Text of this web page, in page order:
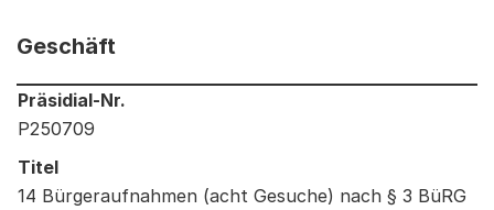
Geschäft
Informationen zum Ausgewählten Geschäft
Präsidial-Nr.
P250709
Titel
14 Bürgeraufnahmen (acht Gesuche) nach § 3 BüRG